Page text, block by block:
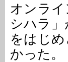
オンラ
シハラ
をはじ
かった。